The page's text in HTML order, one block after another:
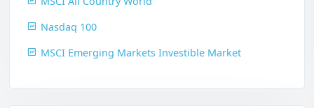
Nasdaq 100
MSCI Emerging Markets Investible Market